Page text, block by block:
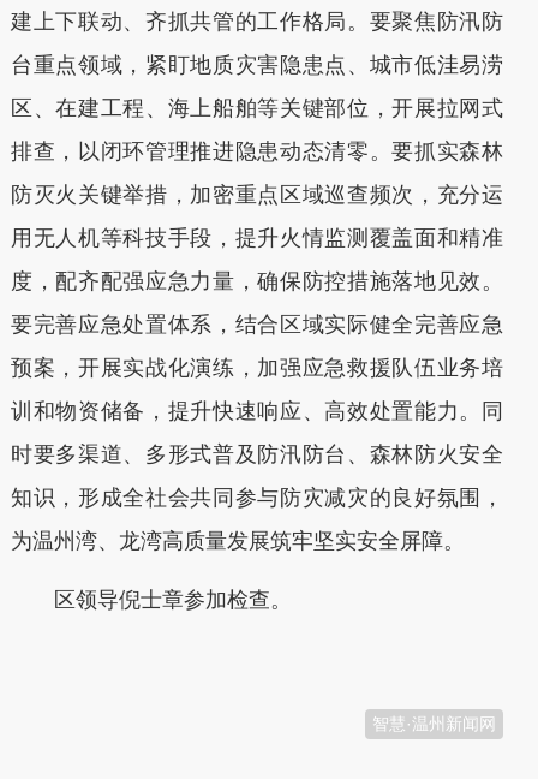
建上下联动、齐抓共管的工作格局。要聚焦防汛防
台重点领域，紧盯地质灾害隐患点、城市低洼易涝
区、在建工程、海上船舶等关键部位，开展拉网式
排查，以闭环管理推进隐患动态清零。要抓实森林
防灭火关键举措，加密重点区域巡查频次，充分运
用无人机等科技手段，提升火情监测覆盖面和精准
度，配齐配强应急力量，确保防控措施落地见效。
要完善应急处置体系，结合区域实际健全完善应急
预案，开展实战化演练，加强应急救援队伍业务培
训和物资储备，提升快速响应、高效处置能力。同
时要多渠道、多形式普及防汛防台、森林防火安全
知识，形成全社会共同参与防灾减灾的良好氛围，
为温州湾、龙湾高质量发展筑牢坚实安全屏障。
区领导倪士章参加检查。
智慧·温州新闻网